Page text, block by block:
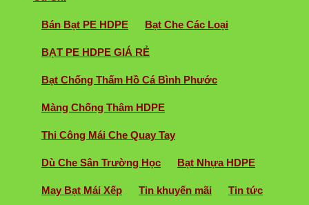
Bán Bạt PE HDPE Bạt Che Các Loại
BẠT PE HDPE GIÁ RẺ
Bạt Chống Thấm Hồ Cá Bình Phước
Màng Chống Thâm HDPE
Thi Công Mái Che Quay Tay
Dù Che Sân Trường Học Bạt Nhựa HDPE
May Bạt Mái Xếp Tin khuyến mãi Tin tức